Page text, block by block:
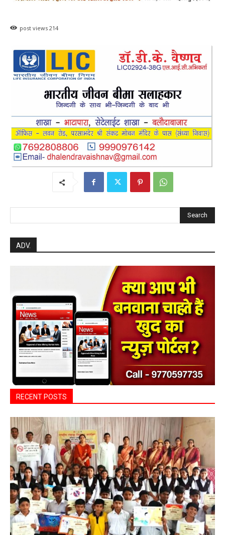
post views
Search
RECENT POSTS